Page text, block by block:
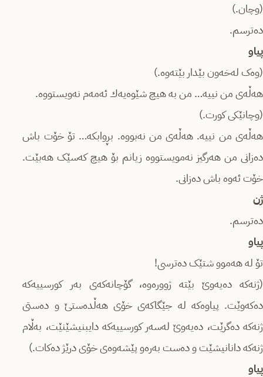
(وچان.)
دەترسم.
پیاو
(وەک لەخەون بێدار بێتەوە.)
هەڵەی من نییە… من بە هیچ شێوەیەك ئەمەم نەویستووە.
(وچانێکی کورت.)
هەڵەی من نییە. هەڵەی من نەبووە. بڕوابکە… تۆ خۆت باش
دەزانی من هەرگیز نەمویستووە زیانم بۆ هیچ کەسێک هەبێت.
خۆت ئەوە باش دەزانی.
ژن
دەترسم.
پیاو
تۆ لە هەموو شتێک دەترسی!
(ژنەکە دەیەوێ بێتە ژوورەوە، گۆچانەکەی بەر کورسییەکە
دەکەوێت. پیاوەکە لە جێگاکەی خۆی هەڵدەستێ و دەستی
ژنەکە دەگرێت، دەیەوێ لەسەر کورسییەکە دایبنیشێنێت، بەڵام
ژنەکە دانانیشێت و دەست بەرەو پێشەوەی خۆی درێژ دەکات.)
پیاو